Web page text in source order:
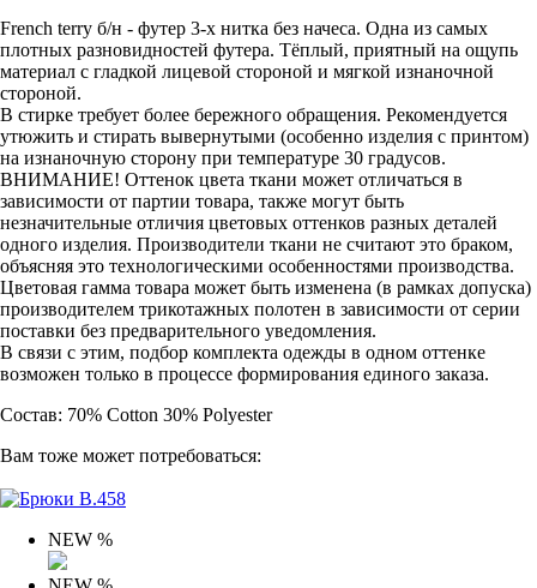
French terry б/н - футер 3-х нитка без начеса. Одна из самых
плотных разновидностей футера. Тёплый, приятный на ощупь
материал с гладкой лицевой стороной и мягкой изнаночной
стороной.
В стирке требует более бережного обращения. Рекомендуется
утюжить и стирать вывернутыми (особенно изделия с принтом)
на изнаночную сторону при температуре 30 градусов.
ВНИМАНИЕ! Оттенок цвета ткани может отличаться в
зависимости от партии товара, также могут быть
незначительные отличия цветовых оттенков разных деталей
одного изделия. Производители ткани не считают это браком,
объясняя это технологическими особенностями производства.
Цветовая гамма товара может быть изменена (в рамках допуска)
производителем трикотажных полотен в зависимости от серии
поставки без предварительного уведомления.
В связи с этим, подбор комплекта одежды в одном оттенке
возможен только в процессе формирования единого заказа.
Состав: 70% Cotton 30% Polyester
Вам тоже может потребоваться:
NEW %